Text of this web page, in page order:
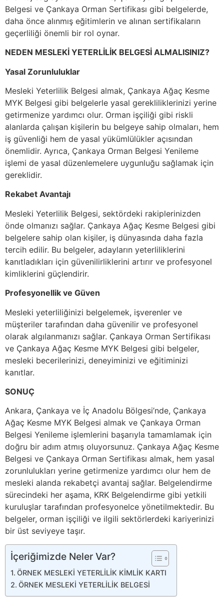
Belgesi ve Çankaya Orman Sertifikası gibi belgelerde,
daha önce alınmış eğitimlerin ve alınan sertifikaların
geçerliliği önemli bir rol oynar.
NEDEN MESLEKİ YETERLİLİK BELGESİ ALMALISINIZ?
Yasal Zorunluluklar
Mesleki Yeterlilik Belgesi almak, Çankaya Ağaç Kesme
MYK Belgesi gibi belgelerle yasal gerekliliklerinizi yerine
getirmenize yardımcı olur. Orman işçiliği gibi riskli
alanlarda çalışan kişilerin bu belgeye sahip olmaları, hem
iş güvenliği hem de yasal yükümlülükler açısından
önemlidir. Ayrıca, Çankaya Orman Belgesi Yenileme
işlemi de yasal düzenlemelere uygunluğu sağlamak için
gereklidir.
Rekabet Avantajı
Mesleki Yeterlilik Belgesi, sektördeki rakiplerinizden
önde olmanızı sağlar. Çankaya Ağaç Kesme Belgesi gibi
belgelere sahip olan kişiler, iş dünyasında daha fazla
tercih edilir. Bu belgeler, adayların yeterliliklerini
kanıtladıkları için güvenilirliklerini artırır ve profesyonel
kimliklerini güçlendirir.
Profesyonellik ve Güven
Mesleki yeterliliğinizi belgelemek, işverenler ve
müşteriler tarafından daha güvenilir ve profesyonel
olarak algılanmanızı sağlar. Çankaya Orman Sertifikası
ve Çankaya Ağaç Kesme MYK Belgesi gibi belgeler,
mesleki becerilerinizi, deneyiminizi ve eğitiminizi
kanıtlar.
SONUÇ
Ankara, Çankaya ve İç Anadolu Bölgesi’nde, Çankaya
Ağaç Kesme MYK Belgesi almak ve Çankaya Orman
Belgesi Yenileme işlemlerini başarıyla tamamlamak için
doğru bir adım atmış oluyorsunuz. Çankaya Ağaç Kesme
Belgesi ve Çankaya Orman Sertifikası almak, hem yasal
zorunlulukları yerine getirmenize yardımcı olur hem de
mesleki alanda rekabetçi avantaj sağlar. Belgelendirme
sürecindeki her aşama, KRK Belgelendirme gibi yetkili
kuruluşlar tarafından profesyonelce yönetilmektedir. Bu
belgeler, orman işçiliği ve ilgili sektörlerdeki kariyerinizi
bir üst seviyeye taşır.
İçeriğimizde Neler Var?
ÖRNEK MESLEKİ YETERLİLİK KİMLİK KARTI
ÖRNEK MESLEKİ YETERLİLİK BELGESİ